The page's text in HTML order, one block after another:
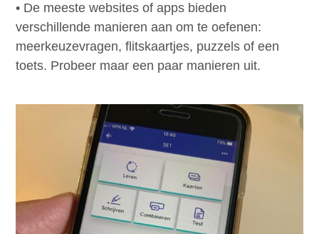
• De meeste websites of apps bieden
verschillende manieren aan om te oefenen:
meerkeuzevragen, flitskaartjes, puzzels of een
toets. Probeer maar een paar manieren uit.